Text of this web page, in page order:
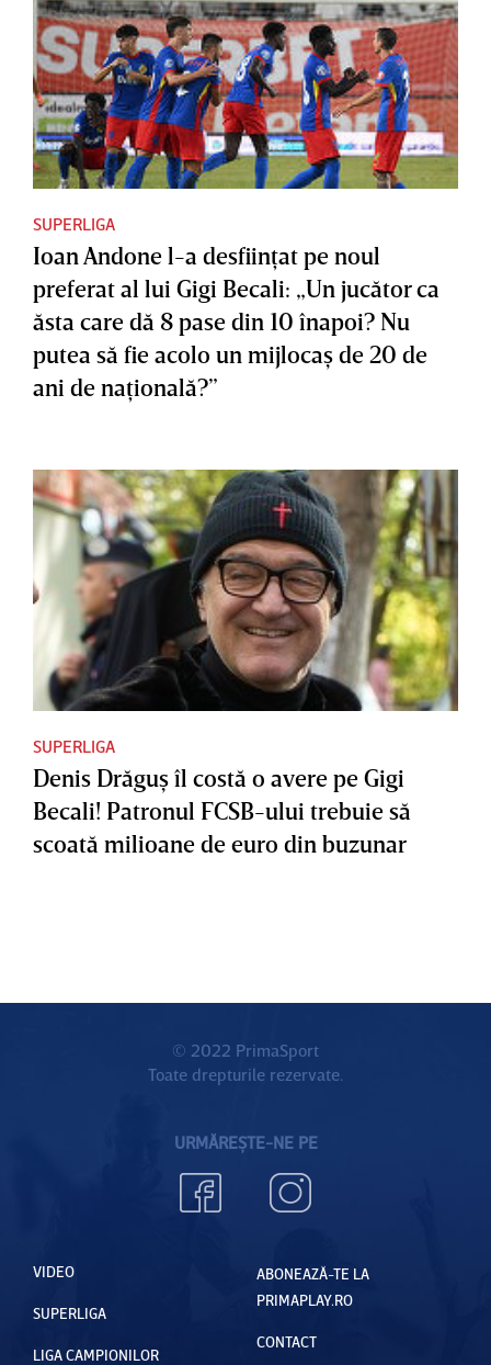
SUPERLIGA
Ioan Andone l-a desfiinţat pe noul
preferat al lui Gigi Becali: „Un jucător ca
ăsta care dă 8 pase din 10 înapoi? Nu
putea să fie acolo un mijlocaş de 20 de
ani de naţională?”
SUPERLIGA
Denis Drăguş îl costă o avere pe Gigi
Becali! Patronul FCSB-ului trebuie să
scoată milioane de euro din buzunar
© 2022 PrimaSport
Toate drepturile rezervate.
URMĂREȘTE-NE PE
VIDEO
SUPERLIGA
LIGA CAMPIONILOR
ABONEAZĂ-TE LA
PRIMAPLAY.RO
CONTACT